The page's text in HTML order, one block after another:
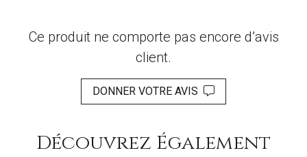
Ce produit ne comporte pas encore d’avis
client.
DONNER VOTRE AVIS
Découvrez Également